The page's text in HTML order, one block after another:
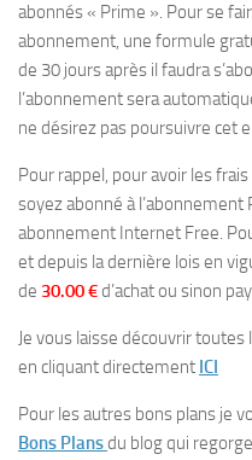
abonnés « Prime ». Pour se
abonnement, une formule
de 30 jours après il faudra
l’abonnement sera
ne désirez pas poursuivre cet
Pour rappel, pour avoir les
soyez abonné à
abonnement Internet Free.
et depuis la dernière lois en
de 30.00 €d’achat ou sinon
Je vous laisse découvrir
en cliquant directement ICI
Pour les autres bons plans je
Bons Plansdu blog qui